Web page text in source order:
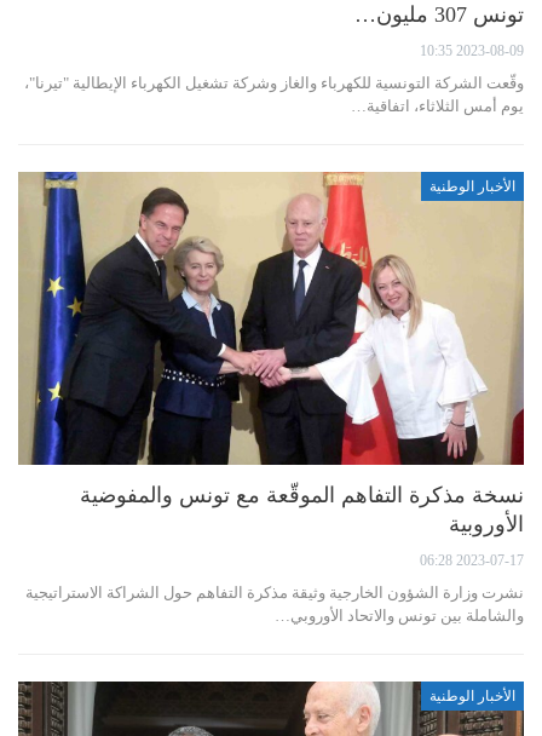
تونس 307 مليون…
2023-08-09 10:35
وقّعت الشركة التونسية للكهرباء والغاز وشركة تشغيل الكهرباء الإيطالية "تيرنا"،
يوم أمس الثلاثاء، اتفاقية…
الأخبار الوطنية
نسخة مذكرة التفاهم الموقّعة مع تونس والمفوضية
الأوروبية
2023-07-17 06:28
نشرت وزارة الشؤون الخارجية وثيقة مذكرة التفاهم حول الشراكة الاستراتيجية
والشاملة بين تونس والاتحاد الأوروبي…
الأخبار الوطنية